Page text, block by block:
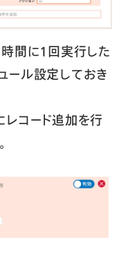
時間に1回実行した
ール設定しておき
レコード追加を行